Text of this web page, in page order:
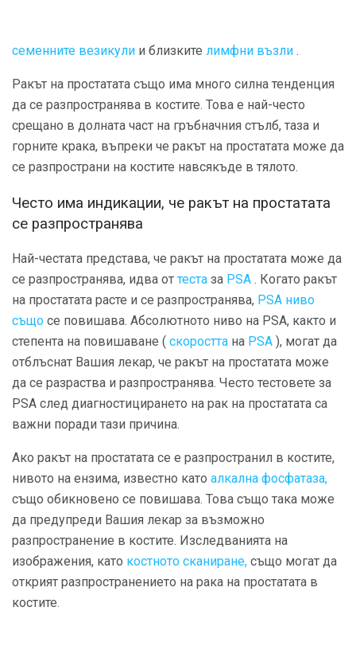
семенните везикули и близките лимфни възли .
Ракът на простатата също има много силна тенденция
да се разпространява в костите. Това е най-често
срещано в долната част на гръбначния стълб, таза и
горните крака, въпреки че ракът на простатата може да
се разпространи на костите навсякъде в тялото.
Често има индикации, че ракът на простатата
се разпространява
Най-честата представа, че ракът на простатата може да
се разпространява, идва от теста за PSA . Когато ракът
на простатата расте и се разпространява, PSA ниво
също се повишава. Абсолютното ниво на PSA, както и
степента на повишаване ( скоростта на PSA ), могат да
отблъснат Вашия лекар, че ракът на простатата може
да се разраства и разпространява. Често тестовете за
PSA след диагностицирането на рак на простатата са
важни поради тази причина.
Ако ракът на простатата се е разпространил в костите,
нивото на ензима, известно като алкална фосфатаза,
също обикновено се повишава. Това също така може
да предупреди Вашия лекар за възможно
разпространение в костите. Изследванията на
изображения, като костното сканиране, също могат да
открият разпространението на рака на простатата в
костите.